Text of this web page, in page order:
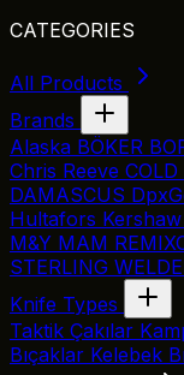
CATEGORIES
All Products
Brands
Alaska BÖKER
Chris Reeve COLD
DAMASCUS
Hultafors Kershaw
M&Y MAM
STERLING
Knife Types
Taktik Çakılar
Bıçaklar Kelebek